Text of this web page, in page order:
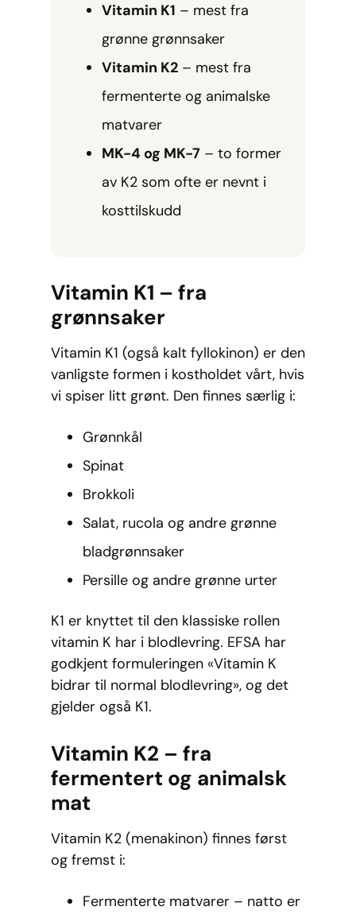
Vitamin K1 – mest fra
grønne grønnsaker
Vitamin K2 – mest fra
fermenterte og animalske
matvarer
MK-4 og MK-7 – to former
av K2 som ofte er nevnt i
kosttilskudd
Vitamin K1 – fra
grønnsaker
Vitamin K1 (også kalt fyllokinon) er den
vanligste formen i kostholdet vårt, hvis
vi spiser litt grønt. Den finnes særlig i:
Grønnkål
Spinat
Brokkoli
Salat, rucola og andre grønne
bladgrønnsaker
Persille og andre grønne urter
K1 er knyttet til den klassiske rollen
vitamin K har i blodlevring. EFSA har
godkjent formuleringen «Vitamin K
bidrar til normal blodlevring», og det
gjelder også K1.
Vitamin K2 – fra
fermentert og animalsk
mat
Vitamin K2 (menakinon) finnes først
og fremst i:
Fermenterte matvarer – natto er